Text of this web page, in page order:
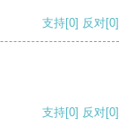
支持[0] 反对[0]
支持[0] 反对[0]